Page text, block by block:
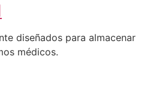
diseñados para almacenar
médicos.